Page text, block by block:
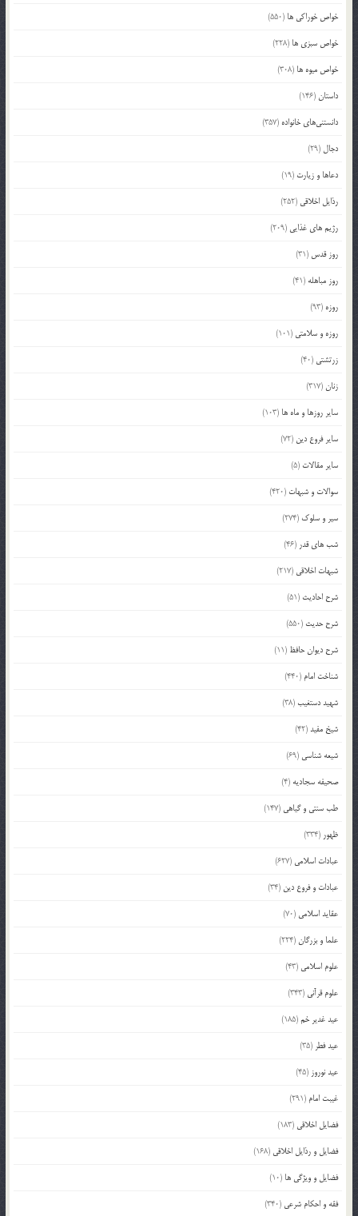
خواص خوراکی ها (550)
خواص سبزی ها (228)
خواص میوه ها (308)
داستان(146)
دانستنی‌های خانواده (357)
دجال (29)
دعاها و زیارت (19)
رذایل اخلاقی (252)
رژیم های غذایی (209)
روز قدس (31)
روز مباهله (41)
روزه (93)
روزه و سلامتی (101)
زرتشتی (40)
زنان(317)
سایر روزها و ماه ها (103)
سایر فروع دین (72)
سایر مقالات (5)
سوالات و شبهات (420)
سیر و سلوک (274)
شب های قدر (46)
شبهات اخلاقی (217)
شرح احادیث (51)
شرح حدیث (550)
شرح دیوان حافظ (11)
شناخت امام (440)
شهید دستغیب(38)
شیخ مفید(42)
شیعه شناسی (69)
صحیفه سجادیه (4)
طب سنتی و گیاهی (147)
ظهور (334)
عبادات اسلامی (627)
عبادات و فروع دین (34)
عقاید اسلامی (70)
علما و بزرگان(224)
علوم اسلامی (43)
علوم قرآنی (343)
عید غدیر خم(185)
عید فطر (35)
عید نوروز (45)
غیبت امام (291)
فضایل اخلاقی (183)
فضایل و رذایل اخلاقی (168)
فضایل و ویژگی ها (10)
فقه و احکام شرعی (340)